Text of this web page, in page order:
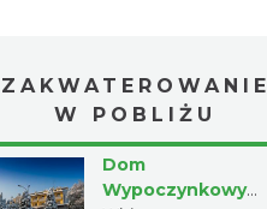
ZAKWATEROWANIE
W POBLIŻU
Dom
Wypoczynkowy